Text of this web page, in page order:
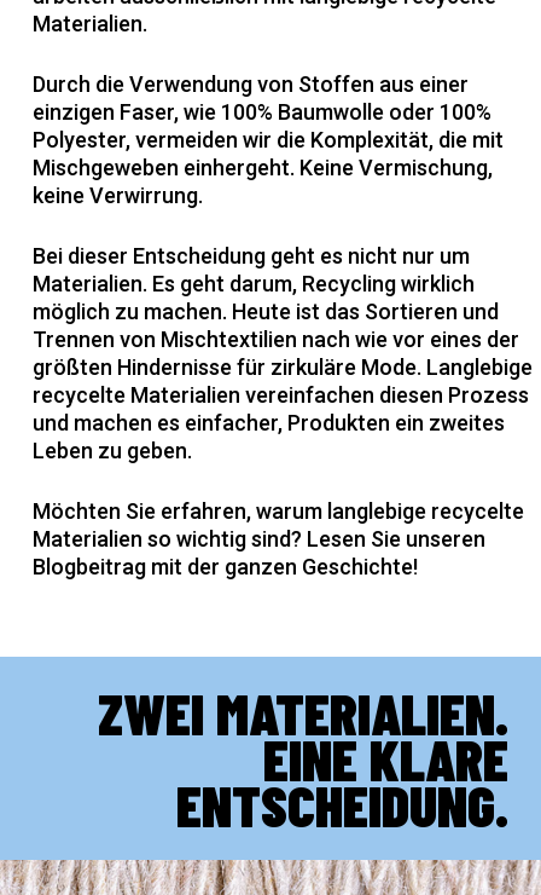
Materialien.
Durch die Verwendung von Stoffen aus einer
einzigen Faser, wie 100% Baumwolle oder 100%
Polyester, vermeiden wir die Komplexität, die mit
Mischgeweben einhergeht. Keine Vermischung,
keine Verwirrung.
Bei dieser Entscheidung geht es nicht nur um
Materialien. Es geht darum, Recycling wirklich
möglich zu machen. Heute ist das Sortieren und
Trennen von Mischtextilien nach wie vor eines der
größten Hindernisse für zirkuläre Mode. Langlebige
recycelte Materialien vereinfachen diesen Prozess
und machen es einfacher, Produkten ein zweites
Leben zu geben.
Möchten Sie erfahren, warum langlebige recycelte
Materialien so wichtig sind? Lesen Sie unseren
Blogbeitrag mit der ganzen Geschichte!
ZWEI MATERIALIEN.
EINE KLARE
ENTSCHEIDUNG.